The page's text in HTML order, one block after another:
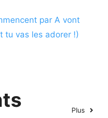
par A vont
tu vas les adorer !)
Plus